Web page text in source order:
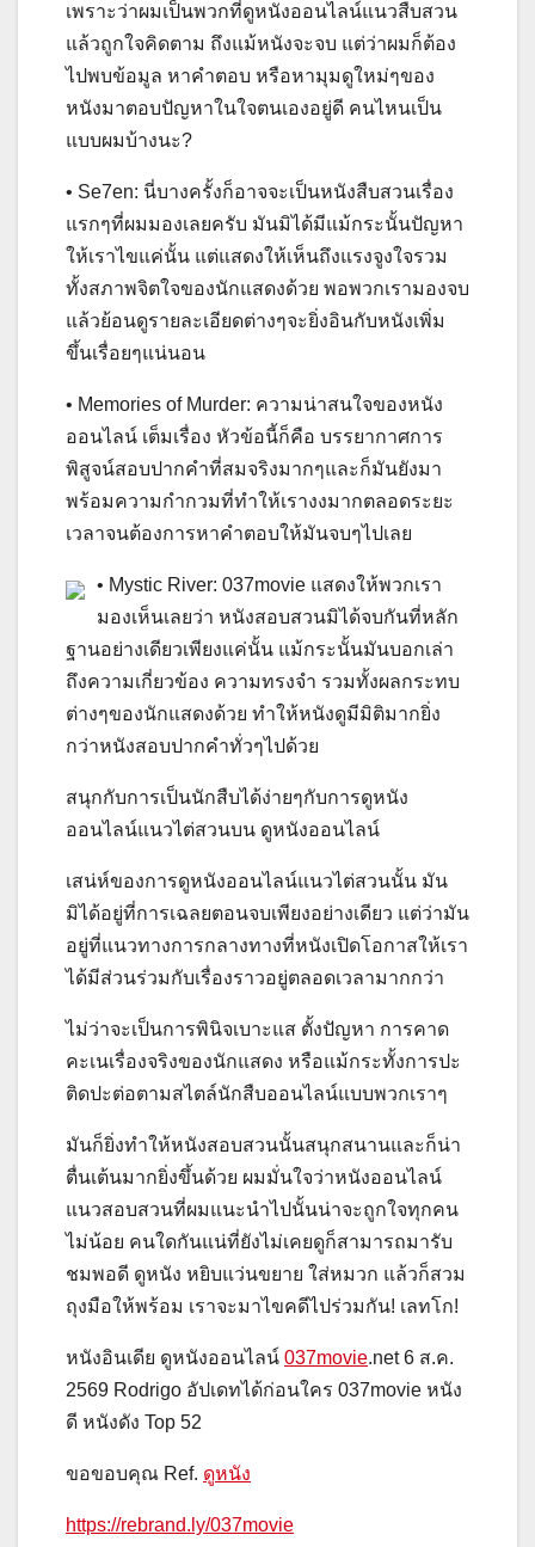
เพราะว่าผมเป็นพวกที่ดูหนังออนไลน์แนวสืบสวน
แล้วถูกใจคิดตาม ถึงแม้หนังจะจบ แต่ว่าผมก็ต้อง
ไปพบข้อมูล หาคำตอบ หรือหามุมดูใหม่ๆของ
หนังมาตอบปัญหาในใจตนเองอยู่ดี คนไหนเป็น
แบบผมบ้างนะ?
• Se7en: นี่บางครั้งก็อาจจะเป็นหนังสืบสวนเรื่อง
แรกๆที่ผมมองเลยครับ มันมิได้มีแม้กระนั้นปัญหา
ให้เราไขแค่นั้น แต่แสดงให้เห็นถึงแรงจูงใจรวม
ทั้งสภาพจิตใจของนักแสดงด้วย พอพวกเรามองจบ
แล้วย้อนดูรายละเอียดต่างๆจะยิ่งอินกับหนังเพิ่ม
ขึ้นเรื่อยๆแน่นอน
• Memories of Murder: ความน่าสนใจของหนัง
ออนไลน์ เต็มเรื่อง หัวข้อนี้ก็คือ บรรยากาศการ
พิสูจน์สอบปากคำที่สมจริงมากๆและก็มันยังมา
พร้อมความกำกวมที่ทำให้เรางงมากตลอดระยะ
เวลาจนต้องการหาคำตอบให้มันจบๆไปเลย
• Mystic River: 037movie แสดงให้พวกเรา
มองเห็นเลยว่า หนังสอบสวนมิได้จบกันที่หลัก
ฐานอย่างเดียวเพียงแค่นั้น แม้กระนั้นมันบอกเล่า
ถึงความเกี่ยวข้อง ความทรงจำ รวมทั้งผลกระทบ
ต่างๆของนักแสดงด้วย ทำให้หนังดูมีมิติมากยิ่ง
กว่าหนังสอบปากคำทั่วๆไปด้วย
สนุกกับการเป็นนักสืบได้ง่ายๆกับการดูหนัง
ออนไลน์แนวไต่สวนบน ดูหนังออนไลน์
เสน่ห์ของการดูหนังออนไลน์แนวไต่สวนนั้น มัน
มิได้อยู่ที่การเฉลยตอนจบเพียงอย่างเดียว แต่ว่ามัน
อยู่ที่แนวทางการกลางทางที่หนังเปิดโอกาสให้เรา
ได้มีส่วนร่วมกับเรื่องราวอยู่ตลอดเวลามากกว่า
ไม่ว่าจะเป็นการพินิจเบาะแส ตั้งปัญหา การคาด
คะเนเรื่องจริงของนักแสดง หรือแม้กระทั้งการปะ
ติดปะต่อตามสไตล์นักสืบออนไลน์แบบพวกเราๆ
มันก็ยิ่งทำให้หนังสอบสวนนั้นสนุกสนานและก็น่า
ตื่นเต้นมากยิ่งขึ้นด้วย ผมมั่นใจว่าหนังออนไลน์
แนวสอบสวนที่ผมแนะนำไปนั้นน่าจะถูกใจทุกคน
ไม่น้อย คนใดกันแน่ที่ยังไม่เคยดูก็สามารถมารับ
ชมพอดี ดูหนัง หยิบแว่นขยาย ใส่หมวก แล้วก็สวม
ถุงมือให้พร้อม เราจะมาไขคดีไปร่วมกัน! เลทโก!
หนังอินเดีย ดูหนังออนไลน์ 037movie.net 6 ส.ค.
2569 Rodrigo อัปเดทได้ก่อนใคร 037movie หนัง
ดี หนังดัง Top 52
ขอขอบคุณ Ref. ดูหนัง
https://rebrand.ly/037movie